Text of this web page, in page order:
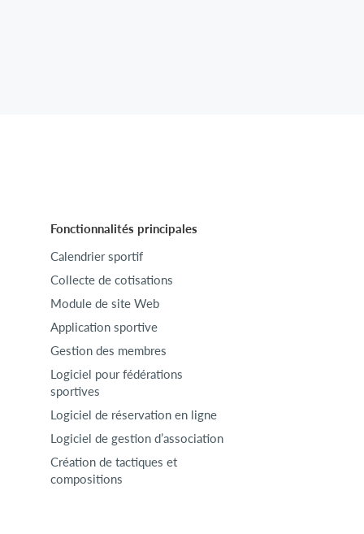
Fonctionnalités principales
Calendrier sportif
Collecte de cotisations
Module de site Web
Application sportive
Gestion des membres
Logiciel pour fédérations
sportives
Logiciel de réservation en ligne
Logiciel de gestion d’association
Création de tactiques et
compositions